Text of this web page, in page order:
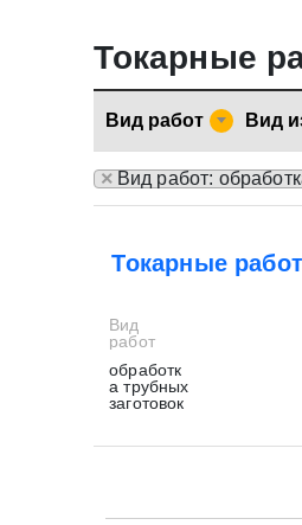
Токарные
Вид работ Вид
× Вид работ:
Токарные
Вид
работ
обработк
а трубных
заготовок